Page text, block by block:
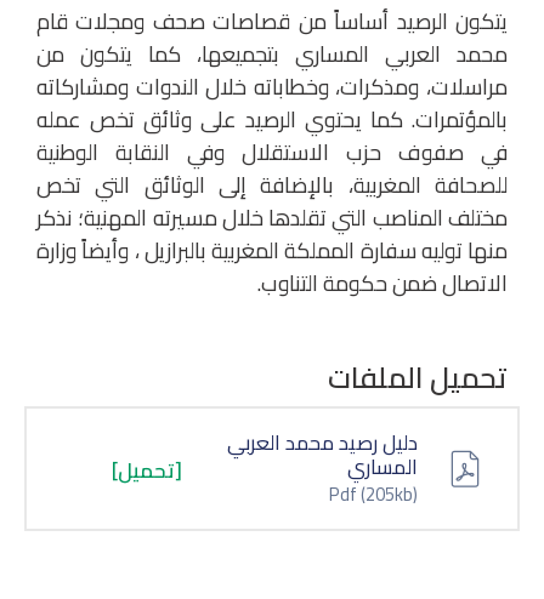
يتكون الرصيد أساساً من قصاصات صحف ومجلات قام
محمد العربي المساري بتجميعها، كما يتكون من
مراسلات، ومذكرات، وخطاباته خلال الندوات ومشاركاته
بالمؤتمرات. كما يحتوي الرصيد على وثائق تخص عمله
في صفوف حزب الاستقلال وفي النقابة الوطنية
للصحافة المغربية، بالإضافة إلى الوثائق التي تخص
مختلف المناصب التي تقلدها خلال مسيرته المهنية؛ نذكر
منها توليه سفارة المملكة المغربية بالبرازيل ، وأيضاً وزارة
الاتصال ضمن حكومة التناوب.
تحميل الملفات
دليل رصيد محمد العربي
المساري
Pdf(205kb)
[تحميل]